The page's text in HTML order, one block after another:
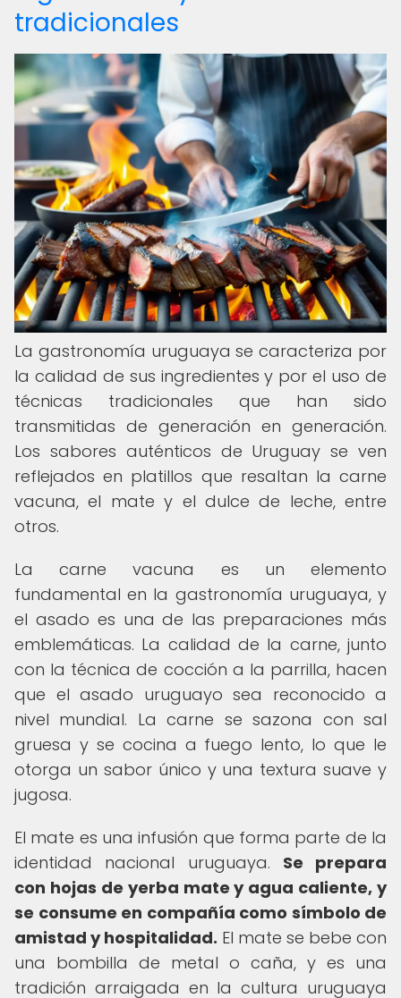
tradicionales
La gastronomía uruguaya se caracteriza por
la calidad de sus ingredientes y por el uso de
técnicas tradicionales que han sido
transmitidas de generación en generación.
Los sabores auténticos de Uruguay se ven
reflejados en platillos que resaltan la carne
vacuna, el mate y el dulce de leche, entre
otros.
La carne vacuna es un elemento
fundamental en la gastronomía uruguaya, y
el asado es una de las preparaciones más
emblemáticas. La calidad de la carne, junto
con la técnica de cocción a la parrilla, hacen
que el asado uruguayo sea reconocido a
nivel mundial. La carne se sazona con sal
gruesa y se cocina a fuego lento, lo que le
otorga un sabor único y una textura suave y
jugosa.
El mate es una infusión que forma parte de la
identidad nacional uruguaya. Se prepara
con hojas de yerba mate y agua caliente, y
se consume en compañía como símbolo de
amistad y hospitalidad. El mate se bebe con
una bombilla de metal o caña, y es una
tradición arraigada en la cultura uruguaya